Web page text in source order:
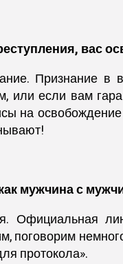
вас
Признание в
или если вам
на
мужчина с
Официальная
протокола».